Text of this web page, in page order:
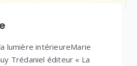
lumière intérieureMarie
Trédaniel éditeur « La